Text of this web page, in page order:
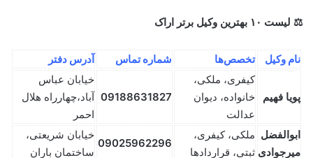
⚖️ لیست ۱۰ بهترین وکیل برتر اراک
نام وکیل تخصص‌ها شماره تماس آدرس دفتر
پویا فهیم
کیفری، ملکی،
خانواده، دیوان
عدالت
09188631827
خیابان عباس
آباد،چهارراه هلال
احمر
ابوالفضل
میرجوادی
ملکی، کیفری،
ثبتی، قراردادها
09025962296
خیابان شریعتی،
ساختمان باران